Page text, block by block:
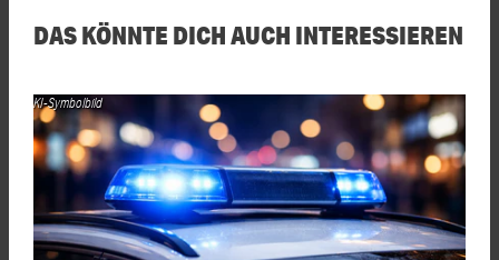
DAS KÖNNTE DICH AUCH INTERESSIEREN
KI-Symbolbild